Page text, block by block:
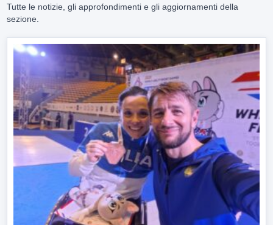
Tutte le notizie, gli approfondimenti e gli aggiornamenti della
sezione.